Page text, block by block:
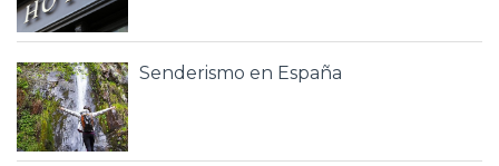
Senderismo en España